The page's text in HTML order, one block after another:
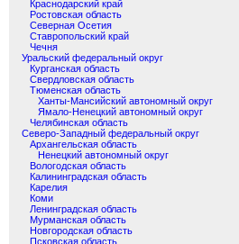
Краснодарский край
Ростовская область
Северная Осетия
Ставропольский край
Чечня
Уральский федеральный округ
Курганская область
Свердловская область
Тюменская область
Ханты-Мансийский автономный округ
Ямало-Ненецкий автономный округ
Челябинская область
Северо-Западный федеральный округ
Архангельская область
Ненецкий автономный округ
Вологодская область
Калининградская область
Карелия
Коми
Ленинградская область
Мурманская область
Новгородская область
Псковская область